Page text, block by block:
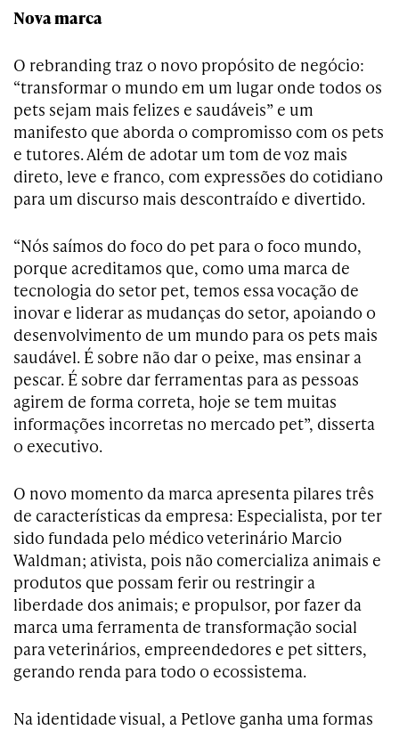
Nova marca
O rebranding traz o novo propósito de negócio:
“transformar o mundo em um lugar onde todos os
pets sejam mais felizes e saudáveis” e um
manifesto que aborda o compromisso com os pets
e tutores. Além de adotar um tom de voz mais
direto, leve e franco, com expressões do cotidiano
para um discurso mais descontraído e divertido.
“Nós saímos do foco do pet para o foco mundo,
porque acreditamos que, como uma marca de
tecnologia do setor pet, temos essa vocação de
inovar e liderar as mudanças do setor, apoiando o
desenvolvimento de um mundo para os pets mais
saudável. É sobre não dar o peixe, mas ensinar a
pescar. É sobre dar ferramentas para as pessoas
agirem de forma correta, hoje se tem muitas
informações incorretas no mercado pet”, disserta
o executivo.
O novo momento da marca apresenta pilares três
de características da empresa: Especialista, por ter
sido fundada pelo médico veterinário Marcio
Waldman; ativista, pois não comercializa animais e
produtos que possam ferir ou restringir a
liberdade dos animais; e propulsor, por fazer da
marca uma ferramenta de transformação social
para veterinários, empreendedores e pet sitters,
gerando renda para todo o ecossistema.
Na identidade visual, a Petlove ganha uma formas